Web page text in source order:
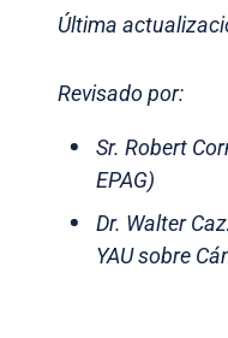
Última
Revisado por:
Sr. Robert
EPAG)
Dr. Walter
YAU sobre